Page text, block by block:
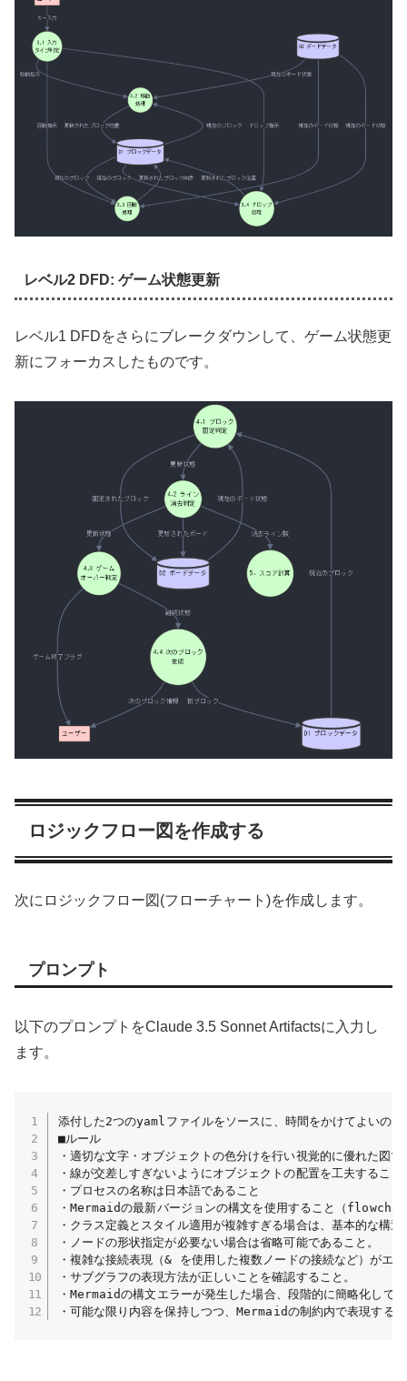
レベル2 DFD: ゲーム状態更新
レベル1 DFDをさらにブレークダウンして、ゲーム状態更
新にフォーカスしたものです。
ロジックフロー図を作成する
次にロジックフロー図(フローチャート)を作成します。
プロンプト
以下のプロンプトをClaude 3.5 Sonnet Artifactsに入力し
ます。
添付した2つのyamlファイルをソースに、時間をかけてよいの
■ルール
・適切な文字・オブジェクトの色分けを行い視覚的に優れた図で
・線が交差しすぎないようにオブジェクトの配置を工夫すること
・プロセスの名称は日本語であること
・Mermaidの最新バージョンの構文を使用すること（
・クラス定義とスタイル適用が複雑すぎる場合は、基本的な構
・ノードの形状指定が必要ない場合は省略可能であること。
・複雑な接続表現（& を使用した複数ノードの接続など）がエ
・サブグラフの表現方法が正しいことを確認すること。
・Mermaidの構文エラーが発生した場合、段階的に簡略化して
・可能な限り内容を保持しつつ、Mermaidの制約内で表現する